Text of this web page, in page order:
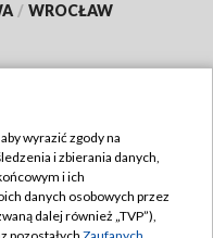
/ WROCŁAW
wyrazić zgody na
i zbierania danych,
i ich
danych osobowych przez
dalej również „TVP”),